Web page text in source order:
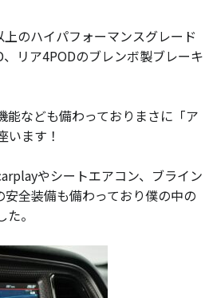
のハイパフォーマンスグレード
リア4PODのブレンボ製ブレーキ
能なども備わっておりまさに「ア
います！
やシートエアコン、ブライン
安全装備も備わっており僕の中の
。